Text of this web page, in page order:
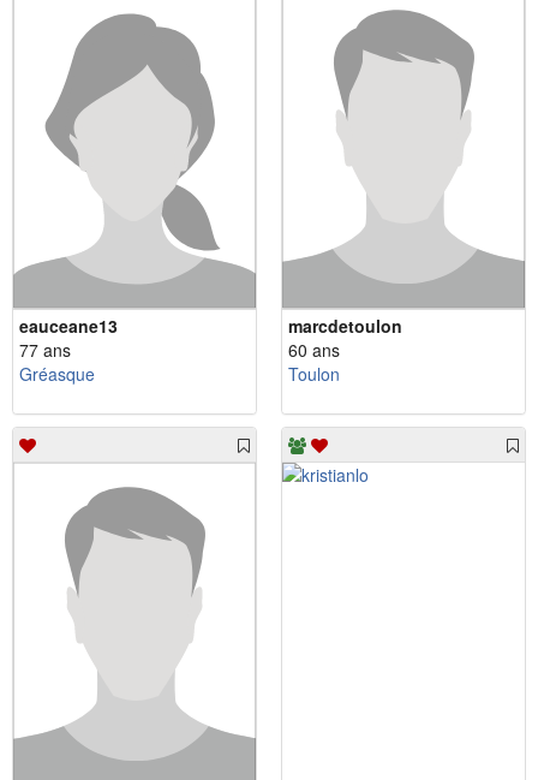
eauceane13
77 ans
Gréasque
marcdetoulon
60 ans
Toulon